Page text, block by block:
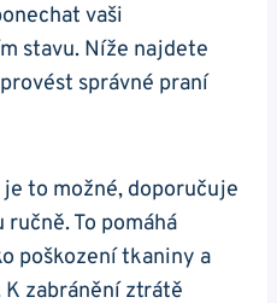
vaši
stavu. Níže najdete
správné praní
to možné, doporučuje
To pomáhá
poškození tkaniny a
zabránění ztrátě